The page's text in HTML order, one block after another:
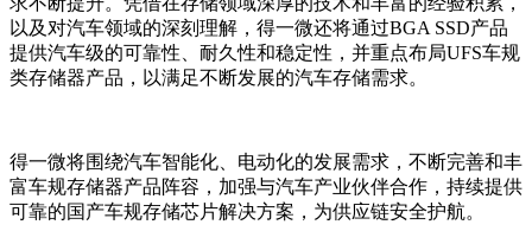
以及对汽车领域的深刻理解，得一微还将通过BGA SSD产品
提供汽车级的可靠性、耐久性和稳定性，并重点布局UFS车规
类存储器产品，以满足不断发展的汽车存储需求。
得一微将围绕汽车智能化、电动化的发展需求，不断完善和丰
富车规存储器产品阵容，加强与汽车产业伙伴合作，持续提供
可靠的国产车规存储芯片解决方案，为供应链安全护航。